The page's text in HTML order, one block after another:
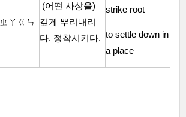
ㄓㄚㄍㄣ
(어떤 사상을)
깊게 뿌리내리
다. 정착시키다.
strike root
to settle down in
a place